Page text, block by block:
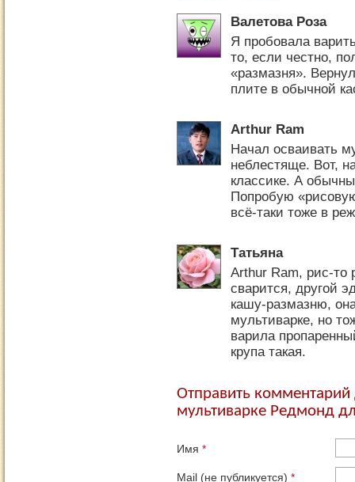
Валетова Роза
Я пробовала
то, если честно,
«размазня».
плите в обычной
Arthur Ram
Начал осваивать
неблестяще. Вот,
классике. А
Попробую
всё-таки тоже в
Татьяна
Arthur Ram, рис-то
сварится, другой
кашу-размазню,
мультиварке, но
варила
крупа такая.
Отправить комментарий
мультиварке Редмонд
Имя *
Mail (не публикуется) *